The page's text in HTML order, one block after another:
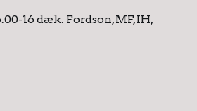
16 dæk. Fordson, MF, IH,